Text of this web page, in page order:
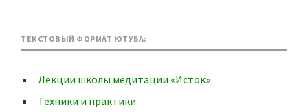
ТЕКСТОВЫЙ ФОРМАТ ЮТУБА:
Лекции школы медитации «Исток»
Техники и практики